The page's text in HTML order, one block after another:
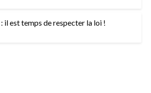
il est temps de respecter la loi !